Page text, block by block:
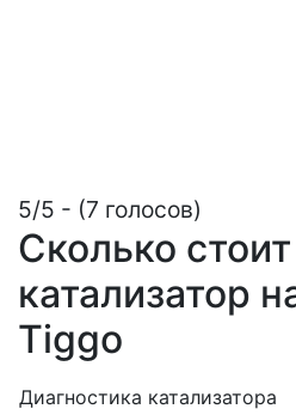
5/5 - (7 голосов)
Сколько
катализатор
Tiggo
Диагностика катализатора